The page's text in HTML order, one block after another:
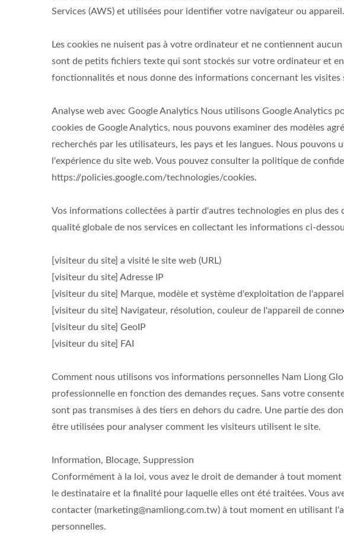
Services (AWS) et utilisées pour identifier votre navigateur ou appareil.
Les cookies ne nuisent pas à votre ordinateur et ne contiennent
sont de petits fichiers texte qui sont stockés sur votre ordinateur et
fonctionnalités et nous donne des informations concernant les visites
Analyse web avec Google Analytics Nous utilisons Google Analytics
cookies de Google Analytics, nous pouvons examiner des modèles
recherchés par les utilisateurs, les pays et les langues. Nous
l'expérience du site web. Vous pouvez consulter la politique de
https://policies.google.com/technologies/cookies.
Vos informations collectées à partir d'autres technologies en plus
qualité globale de nos services en collectant les informations ci-
[visiteur du site] a visité le site web (URL)
[visiteur du site] Adresse IP
[visiteur du site] Marque, modèle et système d'exploitation de
[visiteur du site] Navigateur, résolution, couleur de l'appareil de
[visiteur du site] GeoIP
[visiteur du site] FAI
Comment nous utilisons vos informations personnelles Nam Liong
professionnelle en fonction des demandes reçues. Sans votre
sont pas transmises à des tiers en dehors du cadre. Une partie des
être utilisées pour analyser comment les visiteurs utilisent le site.
Information, Blocage, Suppression
Conformément à la loi, vous avez le droit de demander à tout
le destinataire et la finalité pour laquelle elles ont été traitées. Vous
contacter (marketing@namliong.com.tw) à tout moment en utilisant
personnelles.